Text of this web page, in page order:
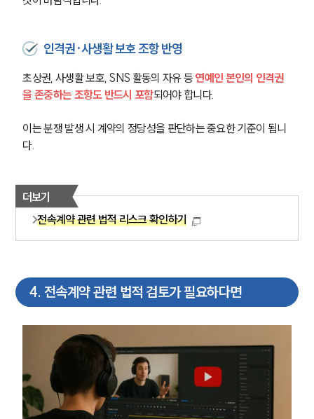
구성원 소개
엔터테인먼트전문변호사
공지사항
법률서식
대륜법률상담예약
대륜법률상담예약
인격권·사생활 보호 조항 반영
초상권, 사생활 보호, SNS 활동의 자유 등 연예인 본인의 인격권
을 존중하는 조항도 반드시 포함되어야 합니다.
이는 분쟁 발생 시 계약의 정당성을 판단하는 중요한 기준이 됩니
다.
더보기
전속계약 관련 법적 리스크 확인하기
4. 전속계약 관련 법적 검토가 필요하다면